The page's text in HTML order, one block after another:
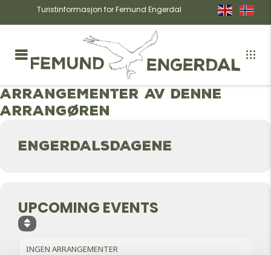
Turistinformasjon for Femund Engerdal
Arrangementer av denne
arrangøren
ENGERDALSDAGENE
UPCOMING EVENTS
INGEN ARRANGEMENTER